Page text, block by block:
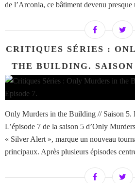
de l’Arconia, ce bâtiment devenu presque
CRITIQUES SÉRIES :
THE BUILDING. SAISON
Only Murders in the Building // Saison 5.
L’épisode 7 de la saison 5 d’Only
« Silver Alert », marque un nouveau
principaux. Après plusieurs épisodes